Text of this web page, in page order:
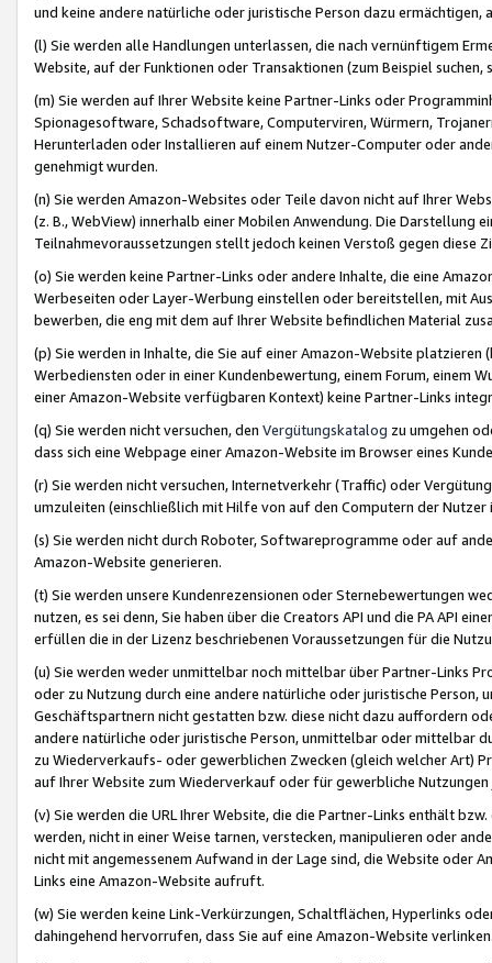
und keine andere natürliche oder juristische Person dazu
(l) Sie werden alle Handlungen unterlassen, die nach vernünftigem
Website, auf der Funktionen oder Transaktionen (zum Beispiel
(m) Sie werden auf Ihrer Website keine Partner-Links oder
Spionagesoftware, Schadsoftware, Computerviren, Würmern,
Herunterladen oder Installieren auf einem Nutzer-Computer oder
genehmigt wurden.
(n) Sie werden Amazon-Websites oder Teile davon nicht auf Ihrer
(z. B., WebView) innerhalb einer Mobilen Anwendung. Die Darstellung
Teilnahmevoraussetzungen stellt jedoch keinen Verstoß gegen diese
(o) Sie werden keine Partner-Links oder andere Inhalte, die eine
Werbeseiten oder Layer-Werbung einstellen oder bereitstellen, mit
bewerben, die eng mit dem auf Ihrer Website befindlichen Material
(p) Sie werden in Inhalte, die Sie auf einer Amazon-Website
Werbediensten oder in einer Kundenbewertung, einem Forum, einem
einer Amazon-Website verfügbaren Kontext) keine Partner-Links
(q) Sie werden nicht versuchen, den Vergütungskatalog zu umgehen
dass sich eine Webpage einer Amazon-Website im Browser eines
(r) Sie werden nicht versuchen, Internetverkehr (Traffic) oder
umzuleiten (einschließlich mit Hilfe von auf den Computern der
(s) Sie werden nicht durch Roboter, Softwareprogramme oder auf
Amazon-Website generieren.
(t) Sie werden unsere Kundenrezensionen oder Sternebewertungen
nutzen, es sei denn, Sie haben über die Creators API und die PA API
erfüllen die in der Lizenz beschriebenen Voraussetzungen für die
(u) Sie werden weder unmittelbar noch mittelbar über Partner-Links
oder zu Nutzung durch eine andere natürliche oder juristische
Geschäftspartnern nicht gestatten bzw. diese nicht dazu auffordern
andere natürliche oder juristische Person, unmittelbar oder mittelbar
zu Wiederverkaufs- oder gewerblichen Zwecken (gleich welcher Art)
auf Ihrer Website zum Wiederverkauf oder für gewerbliche
(v) Sie werden die URL Ihrer Website, die die Partner-Links enthält
werden, nicht in einer Weise tarnen, verstecken, manipulieren oder
nicht mit angemessenem Aufwand in der Lage sind, die Website oder
Links eine Amazon-Website aufruft.
(w) Sie werden keine Link-Verkürzungen, Schaltflächen, Hyperlinks
dahingehend hervorrufen, dass Sie auf eine Amazon-Website